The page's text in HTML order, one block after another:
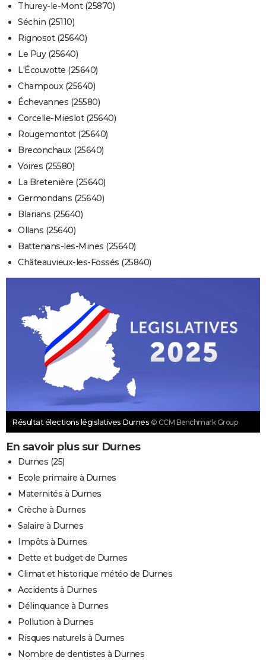
Thurey-le-Mont (25870)
Séchin (25110)
Rignosot (25640)
Le Puy (25640)
L'Écouvotte (25640)
Champoux (25640)
Échevannes (25580)
Corcelle-Mieslot (25640)
Rougemontot (25640)
Breconchaux (25640)
Voires (25580)
La Bretenière (25640)
Germondans (25640)
Blarians (25640)
Ollans (25640)
Battenans-les-Mines (25640)
Châteauvieux-les-Fossés (25840)
Résultat élections législatives Durnes © CCM Benchmark Group
En savoir plus sur Durnes
Durnes (25)
Ecole primaire à Durnes
Maternités à Durnes
Crèche à Durnes
Salaire à Durnes
Impôts à Durnes
Dette et budget de Durnes
Climat et historique météo de Durnes
Accidents à Durnes
Délinquance à Durnes
Pollution à Durnes
Risques naturels à Durnes
Nombre de dentistes à Durnes